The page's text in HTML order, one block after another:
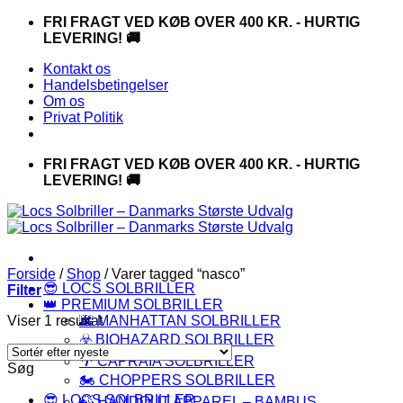
FortsætFRI FRAGT VED KØB OVER 400 KR. - HURTIG
LEVERING! 🚚
Kontakt os
Handelsbetingelser
Om os
Privat Politik
FRI FRAGT VED KØB OVER 400 KR. - HURTIG
LEVERING! 🚚
😎 LOCS SOLBRILLER
👑 PREMIUM SOLBRILLER
🌆 MANHATTAN SOLBRILLER
☣️ BIOHAZARD SOLBRILLER
🌴 CAPRAIA SOLBRILLER
🏍️ CHOPPERS SOLBRILLER
Forside / Shop /Varer tagged “nasco”
Filter
Viser 1 resultat
Søg
😎 LOCS SOLBRILLER